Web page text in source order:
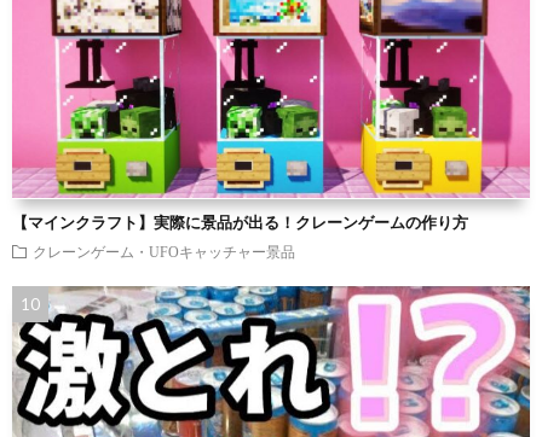
【マインクラフト】実際に景品が出る！クレーンゲームの作り方
クレーンゲーム・UFOキャッチャー景品